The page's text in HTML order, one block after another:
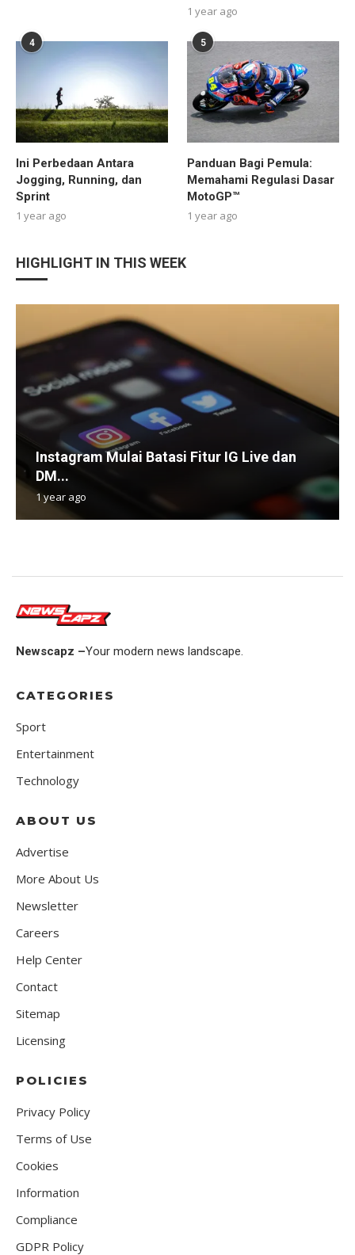
1 year ago
4
Ini Perbedaan Antara
Jogging, Running, dan
Sprint
1 year ago
5
Panduan Bagi Pemula:
Memahami Regulasi Dasar
MotoGP™
1 year ago
HIGHLIGHT IN THIS WEEK
Instagram Mulai Batasi Fitur IG Live dan
DM...
1 year ago
Newscapz –Your modern news landscape.
CATEGORIES
Sport
Entertainment
Technology
ABOUT US
Advertise
More About Us
Newsletter
Careers
Help Center
Contact
Sitemap
Licensing
POLICIES
Privacy Policy
Terms of Use
Cookies
Information
Compliance
GDPR Policy